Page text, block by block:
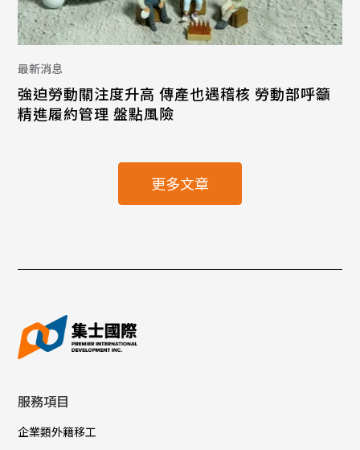
最新消息
強迫勞動關注度升高 傳產也遇稽核 勞動部呼籲
精進履約管理 盤點風險
更多文章
服務項目
企業類外籍移工